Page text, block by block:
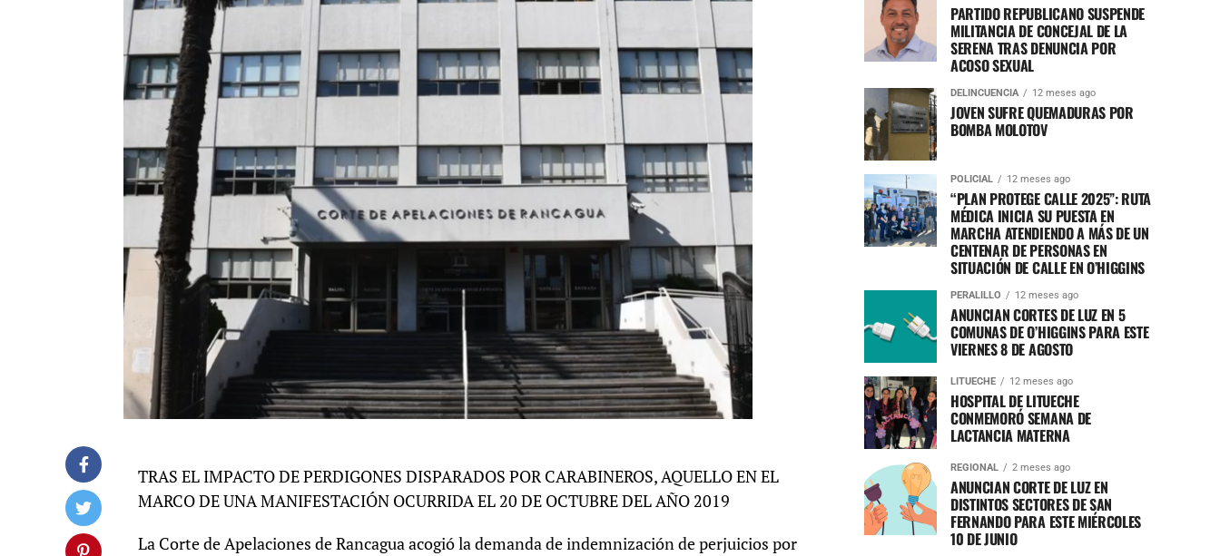
TRAS EL IMPACTO DE PERDIGONES DISPARADOS POR CARABINEROS, AQUELLO EN EL
MARCO DE UNA MANIFESTACIÓN OCURRIDA EL 20 DE OCTUBRE DEL AÑO 2019
La Corte de Apelaciones de Rancagua acogió la demanda de indemnización de perjuicios por
PARTIDO REPUBLICANO SUSPENDE
MILITANCIA DE CONCEJAL DE LA
SERENA TRAS DENUNCIA POR
ACOSO SEXUAL
DELINCUENCIA 12 meses ago
JOVEN SUFRE QUEMADURAS POR
BOMBA MOLOTOV
POLICIAL 12 meses ago
“PLAN PROTEGE CALLE 2025”: RUTA
MÉDICA INICIA SU PUESTA EN
MARCHA ATENDIENDO A MÁS DE UN
CENTENAR DE PERSONAS EN
SITUACIÓN DE CALLE EN O’HIGGINS
PERALILLO 12 meses ago
ANUNCIAN CORTES DE LUZ EN 5
COMUNAS DE O’HIGGINS PARA ESTE
VIERNES 8 DE AGOSTO
LITUECHE 12 meses ago
HOSPITAL DE LITUECHE
CONMEMORÓ SEMANA DE
LACTANCIA MATERNA
REGIONAL 2 meses ago
ANUNCIAN CORTE DE LUZ EN
DISTINTOS SECTORES DE SAN
FERNANDO PARA ESTE MIÉRCOLES
10 DE JUNIO